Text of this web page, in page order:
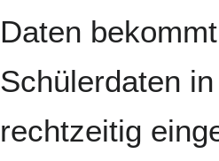
Daten
Schülerdaten
rechtzeitig